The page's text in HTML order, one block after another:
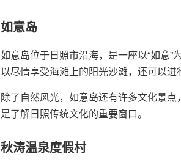
如意岛
如意岛位于日照市沿海，是一座以“如意
以尽情享受海滩上的阳光沙滩，还可以
除了自然风光，如意岛还有许多文化景
是了解日照传统文化的重要窗口。
秋涛温泉度假村